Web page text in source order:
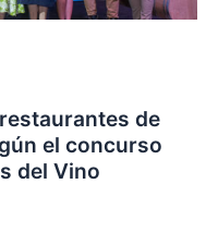
de
el concurso
del Vino